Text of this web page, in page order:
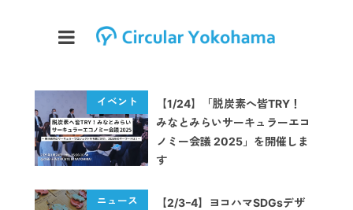
【1/24】「脱炭素へ皆TRY！
みなとみらいサーキュラーエコ
ノミー会議 2025」を開催しま
す
【2/3ｰ4】ヨコハマSDGsデザ